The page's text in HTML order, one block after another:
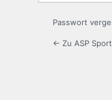
Passwort
← Zu ASP